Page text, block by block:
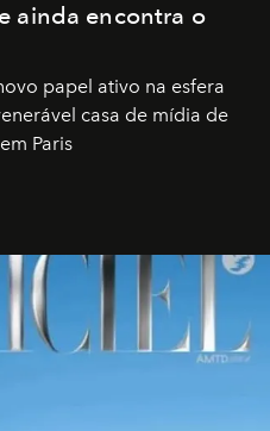
ainda encontra o
papel ativo na esfera
casa de mídia de
Paris